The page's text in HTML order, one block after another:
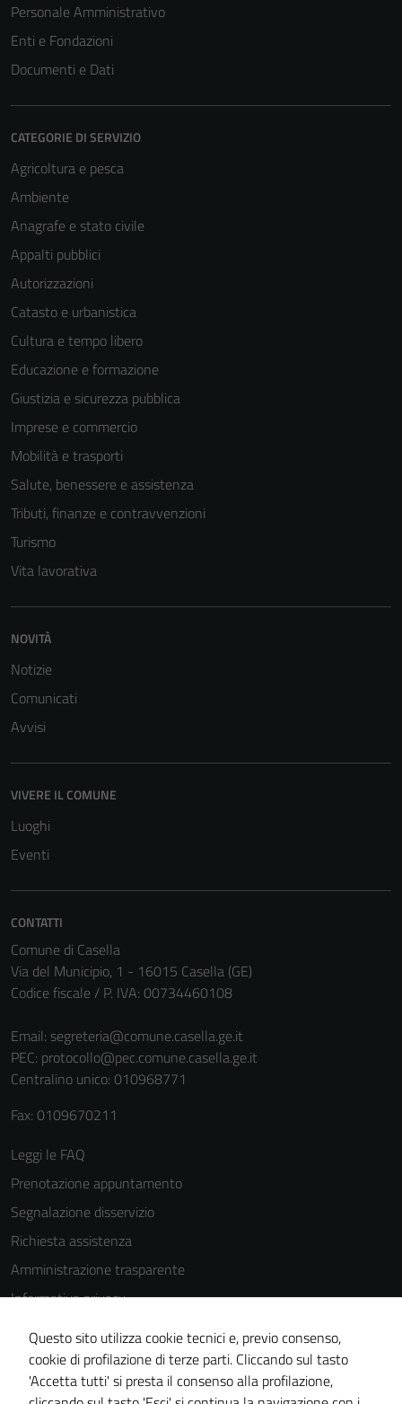
Personale Amministrativo
Enti e Fondazioni
Documenti e Dati
CATEGORIE DI SERVIZIO
Agricoltura e pesca
Ambiente
Anagrafe e stato civile
Appalti pubblici
Autorizzazioni
Catasto e urbanistica
Cultura e tempo libero
Educazione e formazione
Giustizia e sicurezza pubblica
Imprese e commercio
Mobilità e trasporti
Salute, benessere e assistenza
Tributi, finanze e contravvenzioni
Turismo
Vita lavorativa
NOVITÀ
Notizie
Comunicati
Avvisi
VIVERE IL COMUNE
Luoghi
Eventi
CONTATTI
Comune di Casella
Via del Municipio, 1 - 16015 Casella (GE)
Codice fiscale / P. IVA: 00734460108
Email: segreteria@comune.casella.ge.it
PEC: protocollo@pec.comune.casella.ge.it
Centralino unico: 010968771
Fax: 0109670211
Leggi le FAQ
Prenotazione appuntamento
Segnalazione disservizio
Richiesta assistenza
Amministrazione trasparente
Informativa privacy
Cookie Policy
Note legali
Dichiarazione di accessibilità
Questo sito utilizza cookie tecnici e, previo consenso,
cookie di profilazione di terze parti. Cliccando sul tasto
'Accetta tutti' si presta il consenso alla profilazione,
informazioni
personali.
Terze parti
anche per la
profilazione.
La
disabilitazione